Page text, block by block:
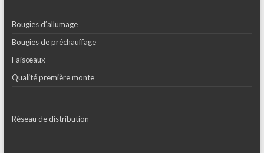
Bougies d’allumage
Bougies de préchauffage
Faisceaux
Qualité première monte
Réseau de distribution